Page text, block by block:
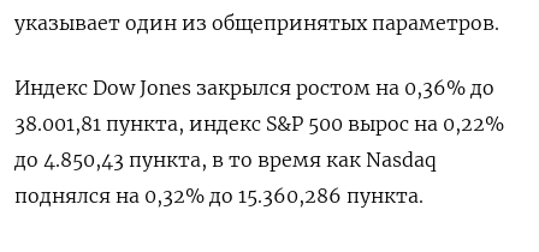
указывает один из общепринятых параметров.
Индекс Dow Jones закрылся ростом на 0,36% до
38.001,81 пункта, индекс S&P 500 вырос на 0,22%
до 4.850,43 пункта​, в то время как ​Nasdaq
поднялся на 0,32% до 15.360,286 пункта​.